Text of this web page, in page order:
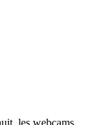
les webcams